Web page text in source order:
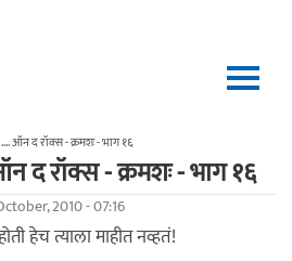
ऑन द रॉक्स - क्रमशः - भाग १६
द रॉक्स - क्रमशः - भाग १६
2010 - 07:16
हेच त्याला माहीत नव्हतं!